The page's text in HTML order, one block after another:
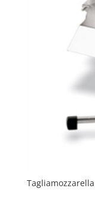
Tagliamozzarella